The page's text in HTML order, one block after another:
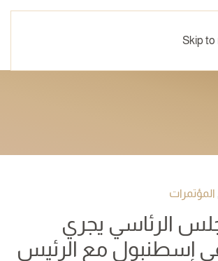
Skip
المؤتمرات
الرئاسي يجري
إسطنبول مع الرئيس